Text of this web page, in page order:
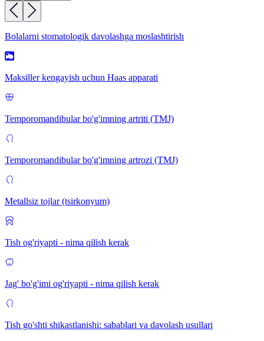
Bolalarni stomatologik davolashga moslashtirish
Maksiller kengayish uchun Haas apparati
Temporomandibular bo'g'imning artriti (TMJ)
Temporomandibular bo'g'imning artrozi (TMJ)
Metallsiz tojlar (tsirkonyum)
Tish og'riyapti - nima qilish kerak
Jag' bo'g'imi og'riyapti - nima qilish kerak
Tish go'shti shikastlanishi: sabablari va davolash usullari